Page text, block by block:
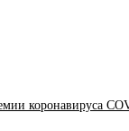
коронавируса